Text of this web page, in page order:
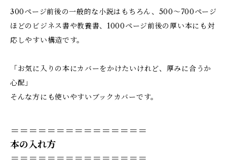
300ページ前後の一般的な小説はもちろん、500〜700ページ
ほどのビジネス書や教養書、1000ページ前後の厚い本にも対
応しやすい構造です。
「お気に入りの本にカバーをかけたいけれど、厚みに合うか
心配」
そんな方にも使いやすいブックカバーです。
＝＝＝＝＝＝＝＝＝＝＝＝＝＝＝
本の入れ方
＝＝＝＝＝＝＝＝＝＝＝＝＝＝＝